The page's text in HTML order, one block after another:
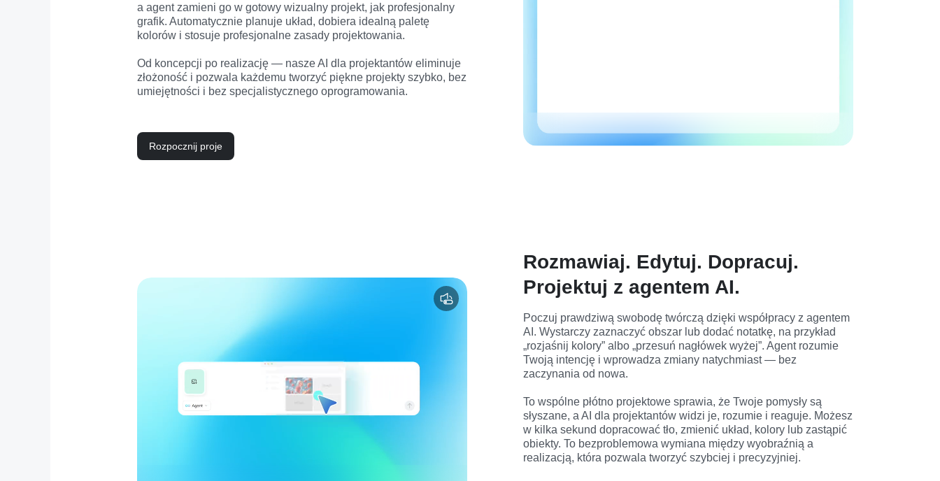
a agent zamieni go w gotowy wizualny projekt, jak profesjonalny
grafik. Automatycznie planuje układ, dobiera idealną paletę
kolorów i stosuje profesjonalne zasady projektowania.
Od koncepcji po realizację — nasze AI dla projektantów eliminuje
złożoność i pozwala każdemu tworzyć piękne projekty szybko, bez
umiejętności i bez specjalistycznego oprogramowania.
Rozpocznij proje
Rozmawiaj. Edytuj. Dopracuj.
Projektuj z agentem AI.
Poczuj prawdziwą swobodę twórczą dzięki współpracy z agentem
AI. Wystarczy zaznaczyć obszar lub dodać notatkę, na przykład
„rozjaśnij kolory” albo „przesuń nagłówek wyżej”. Agent rozumie
Twoją intencję i wprowadza zmiany natychmiast — bez
zaczynania od nowa.
To wspólne płótno projektowe sprawia, że Twoje pomysły są
słyszane, a AI dla projektantów widzi je, rozumie i reaguje. Możesz
w kilka sekund dopracować tło, zmienić układ, kolory lub zastąpić
obiekty. To bezproblemowa wymiana między wyobraźnią a
realizacją, która pozwala tworzyć szybciej i precyzyjniej.